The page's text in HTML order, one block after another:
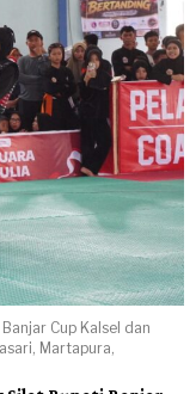
Cup Kalsel dan
Martapura,